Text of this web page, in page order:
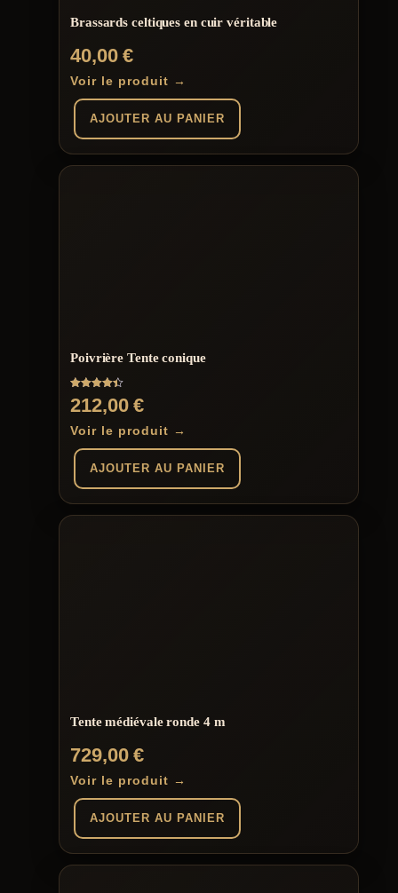
Brassards celtiques en cuir véritable
40,00€
Voir le produit →
AJOUTER AU PANIER
Poivrière Tente conique
Note
4.42
212,00€
Voir le produit →
AJOUTER AU PANIER
Tente médiévale ronde 4 m
729,00€
Voir le produit →
AJOUTER AU PANIER